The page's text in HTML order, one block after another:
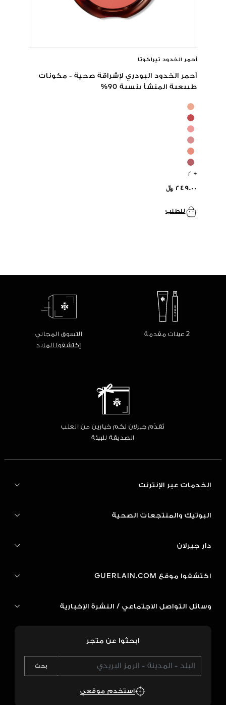
أحمر الخدود تيراكوتا
أحمر الخدود البودري لإشراقة صحية - مكونات
طبيعية المنشأ بنسبة 90%
+ ٢
٢٤٩.٠٠ ﷼
للطلب
2 عينات مقدمة
التسوق المجاني
إكتشفوا المزيد
تُقدّم جيرلان لكم خيارين من العلب
الصديقة للبيئة
الخدمات عبر الإنترنت
البوتيك والمنتجعات الصحية
دار جيرلان
اكتشفوا موقع GUERLAIN.COM
وسائل التواصل الاجتماعي / النشرة الإخبارية
ابحثوا عن متجر
بحث
استخدم موقعي